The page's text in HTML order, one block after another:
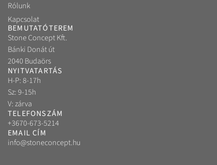
Rólunk
Kapcsolat
BEMUTATÓTEREM
Stone Concept Kft.
Bánki Donát út
2040 Budaörs
NYITVATARTÁS
H-P: 8-17h
Sz: 9-15h
V: zárva
TELEFONSZÁM
+3670-673-5214
EMAIL CÍM
info@stoneconcept.hu